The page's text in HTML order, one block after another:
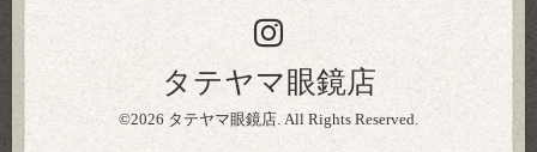
タテヤマ眼鏡店
©2026 タテヤマ眼鏡店. All Rights Reserved.